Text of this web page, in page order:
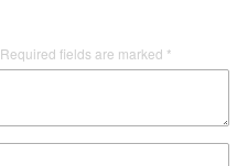
Required fields are marked *